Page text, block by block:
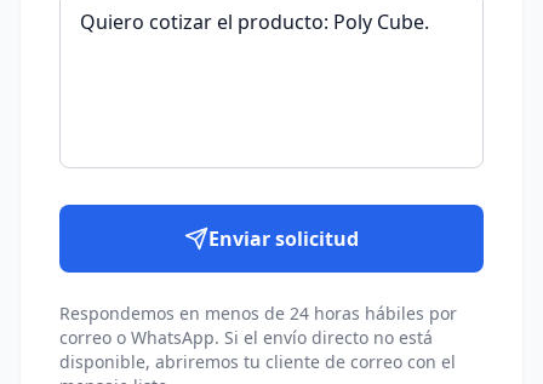
Enviar solicitud
Respondemos en menos de 24 horas hábiles por
correo o WhatsApp. Si el envío directo no está
disponible, abriremos tu cliente de correo con el